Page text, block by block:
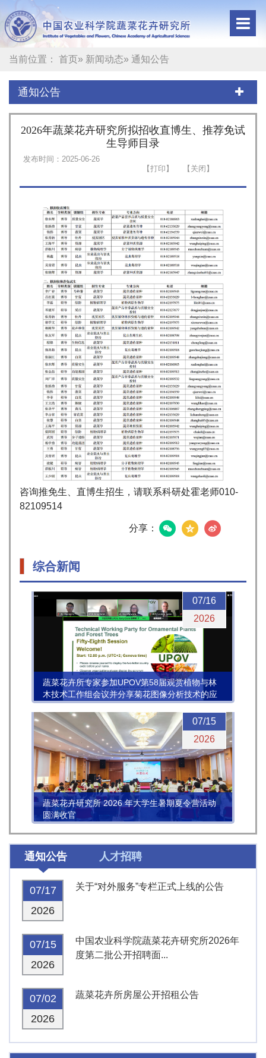
当前位置： 首页» 新闻动态» 通知公告
通知公告
2026年蔬菜花卉研究所拟招收直博生、推荐免试
生导师目录
发布时间：2025-06-26
咨询推免生、直博生招生，请联系科研处霍老师010-
82109514
分享：
综合新闻
07/16
2026
蔬菜花卉所专家参加UPOV第58届观赏植物与林
木技术工作组会议并分享菊花图像分析技术的应
用进展
07/15
2026
蔬菜花卉研究所 2026 年大学生暑期夏令营活动
圆满收官
通知公告 人才招聘
07/17
2026
关于“对外服务”专栏正式上线的公告
07/15
2026
中国农业科学院蔬菜花卉研究所2026年
度第二批公开招聘面...
07/02
2026
蔬菜花卉所房屋公开招租公告